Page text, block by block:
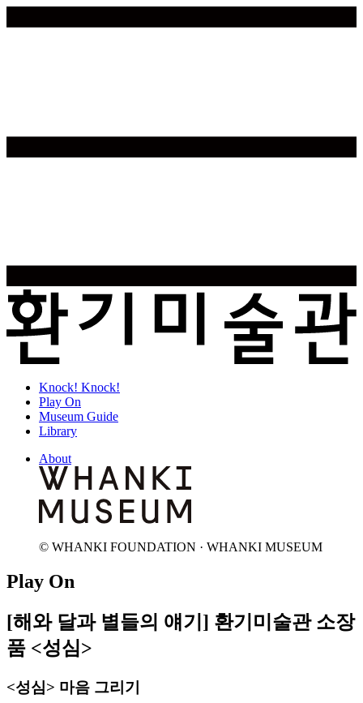
Knock! Knock!
Play On
Museum Guide
Library
About
© WHANKI FOUNDATION · WHANKI MUSEUM
Play On
[해와 달과 별들의 얘기] 환기미술관 소장
품 <성심>
<성심> 마음 그리기